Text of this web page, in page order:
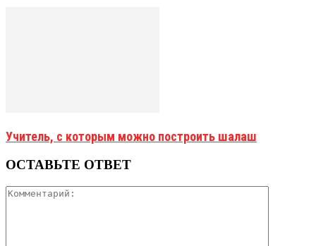
Учитель, с которым можно построить шалаш
ОСТАВЬТЕ ОТВЕТ